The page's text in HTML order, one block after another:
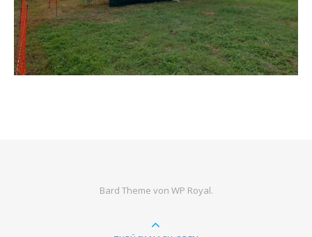
Bard Theme von WP Royal.